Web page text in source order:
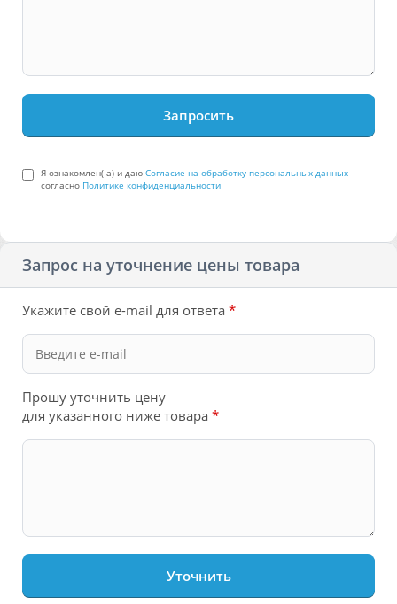
Я ознакомлен(-а) и даю Согласие на обработку персональных данных
согласно Политике конфиденциальности
Запрос на уточнение цены товара
Укажите свой e-mail для ответа *
Прошу уточнить цену
для указанного ниже товара *